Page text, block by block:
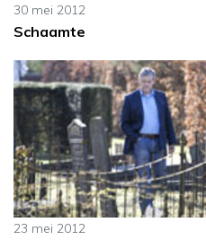
30 mei 2012
Schaamte
23 mei 2012